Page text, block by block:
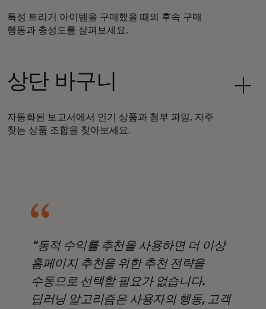
특정 트리거 아이템을 구매했을 때의 후속 구매
행동과 충성도를 살펴보세요.
상단 바구니
자동화된 보고서에서 인기 상품과 첨부 파일, 자주
찾는 상품 조합을 찾아보세요.
"동적 수익률 추천을 사용하면 더 이상
홈페이지 추천을 위한 추천 전략을
수동으로 선택할 필요가 없습니다.
딥러닝 알고리즘은 사용자의 행동, 고객